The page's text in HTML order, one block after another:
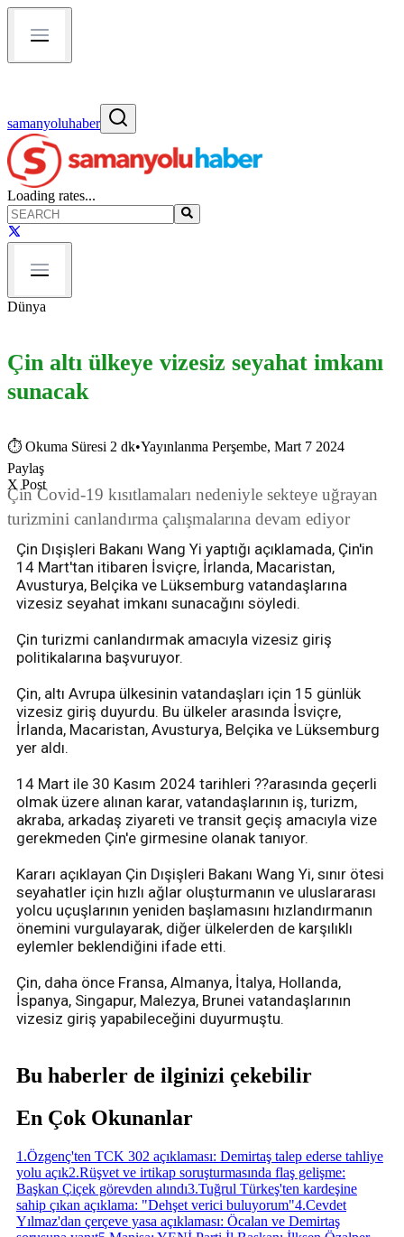
samanyoluhaber
Loading rates...
Dünya
Çin altı ülkeye vizesiz seyahat imkanı
sunacak
⏱ Okuma Süresi 2 dk•Yayınlanma Perşembe, Mart 7 2024
Paylaş
X Post
Çin Covid-19 kısıtlamaları nedeniyle sekteye uğrayan
turizmini canlandırma çalışmalarına devam ediyor
Çin Dışişleri Bakanı Wang Yi yaptığı açıklamada, Çin'in
14 Mart'tan itibaren İsviçre, İrlanda, Macaristan,
Avusturya, Belçika ve Lüksemburg vatandaşlarına
vizesiz seyahat imkanı sunacağını söyledi.
Çin turizmi canlandırmak amacıyla vizesiz giriş
politikalarına başvuruyor.
Çin, altı Avrupa ülkesinin vatandaşları için 15 günlük
vizesiz giriş duyurdu. Bu ülkeler arasında İsviçre,
İrlanda, Macaristan, Avusturya, Belçika ve Lüksemburg
yer aldı.
14 Mart ile 30 Kasım 2024 tarihleri ??arasında geçerli
olmak üzere alınan karar, vatandaşlarının iş, turizm,
akraba, arkadaş ziyareti ve transit geçiş amacıyla vize
gerekmeden Çin'e girmesine olanak tanıyor.
Kararı açıklayan Çin Dışişleri Bakanı Wang Yi, sınır ötesi
seyahatler için hızlı ağlar oluşturmanın ve uluslararası
yolcu uçuşlarının yeniden başlamasını hızlandırmanın
önemini vurgulayarak, diğer ülkelerden de karşılıklı
eylemler beklendiğini ifade etti.
Çin, daha önce Fransa, Almanya, İtalya, Hollanda,
İspanya, Singapur, Malezya, Brunei vatandaşlarının
vizesiz giriş yapabileceğini duyurmuştu.
Bu haberler de ilginizi çekebilir
En Çok Okunanlar
1 .Özgenç'ten TCK 302 açıklaması: Demirtaş talep ederse tahliye
yolu açık2.Rüşvet ve irtikap soruşturmasında flaş gelişme:
Başkan Çiçek görevden alındı3.Tuğrul Türkeş'ten kardeşine
sahip çıkan açıklama: "Dehşet verici buluyorum"4.Cevdet
Yılmaz'dan çerçeve yasa açıklaması: Öcalan ve Demirtaş